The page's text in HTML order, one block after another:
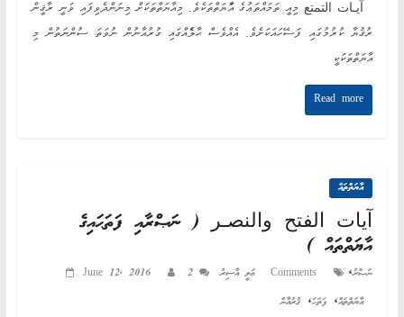
آيـات التمتع މިއީ ތަމައްތަޢުގެ އާަޔަތްތަކެވެ. މިއާޔަތްތަކަށް މިނަންދެވިފައި ވަނީ ރާޤީން
ރުޤުޔާ ކުރުމުގައި ފަސޭހައަކަށެވެ. އެއްވެސް ޙާލެެއްގައި ގުރުއާނުން ނުވަތަ ސުންނަތުން މި
އާޔަތްތަކަކީ
Read more
އާޔަތްތައް
آيات الفتح والنصـر ( ނަޞްރާއި ފަތަޙައިގެ
އާޔަތްތައް )
June 12, 2016 ޢަލީ އާސިރު 2 Comments ނަޞްރު,
އާޔަތްތައް, ފަތަޙަ, ޤުރުއާން